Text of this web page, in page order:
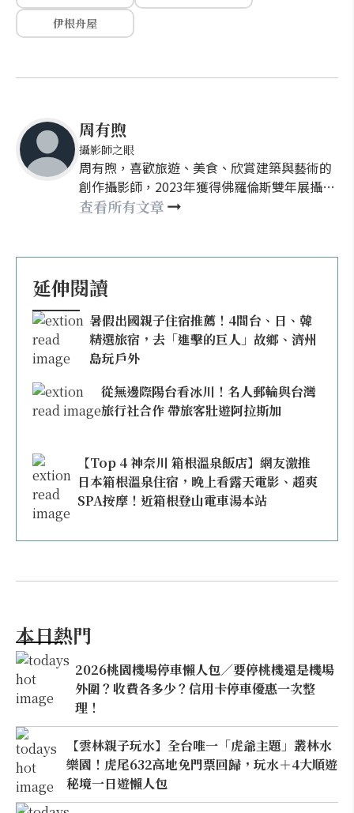
伊根舟屋
周有煦
攝影師之眼
周有煦，喜歡旅遊、美食、欣賞建築與藝術的
創作攝影師，2023年獲得佛羅倫斯雙年展攝影
類主席特別提及獎，現任欣講堂、Sony數位教
IPA、Px3等國際攝影大賽多次獎項，自稱時空
的旅人，目前在地球擔任接待中。
查看所有文章
延伸閱讀
暑假出國親子住宿推薦！4間台、日、韓
精選旅宿，去「進擊的巨人」故鄉、濟州
島玩戶外
從無邊際陽台看冰川！名人郵輪與台灣
旅行社合作 帶旅客壯遊阿拉斯加
【Top 4 神奈川 箱根溫泉飯店】網友激推
日本箱根溫泉住宿，晚上看露天電影、超爽
SPA按摩！近箱根登山電車湯本站
本日熱門
2026桃園機場停車懶人包／要停桃機還是機場
外圍？收費各多少？信用卡停車優惠一次整
理！
【雲林親子玩水】全台唯一「虎爺主題」叢林水
樂園！虎尾632高地免門票回歸，玩水＋4大順遊
秘境一日遊懶人包